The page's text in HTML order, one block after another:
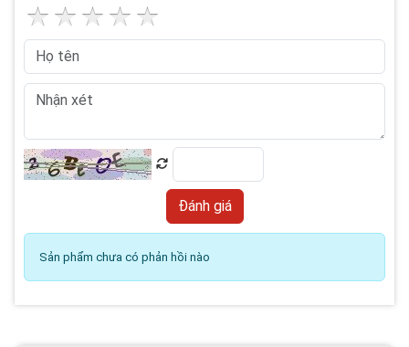
Sản phẩm chưa có phản hồi nào